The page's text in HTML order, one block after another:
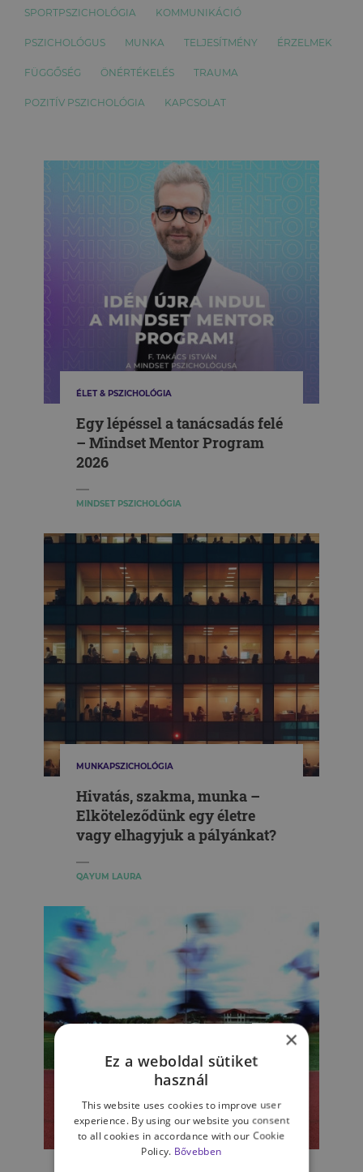
SPORTPSZICHOLÓGIA KOMMUNIKÁCIÓ
PSZICHOLÓGUS MUNKA TELJESÍTMÉNY ÉRZELMEK
FÜGGŐSÉG ÖNÉRTÉKELÉS TRAUMA
POZITÍV PSZICHOLÓGIA KAPCSOLAT
ÉLET & PSZICHOLÓGIA
Egy lépéssel a tanácsadás felé
– Mindset Mentor Program
2026
MINDSET PSZICHOLÓGIA
MUNKAPSZICHOLÓGIA
Hivatás, szakma, munka –
Elköteleződünk egy életre
vagy elhagyjuk a pályánkat?
QAYUM LAURA
SPORTPSZICHOLÓGIA
×
Ez a weboldal sütiket
használ
This website uses cookies to improve user
experience. By using our website you consent
to all cookies in accordance with our Cookie
Policy. Bővebben